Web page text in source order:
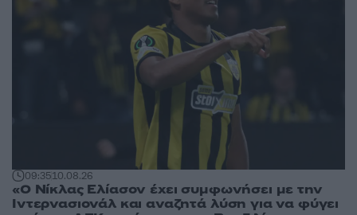
09:3510.08.26
«Ο Νίκλας Ελίασον έχει συμφωνήσει με την
Ιντερνασιονάλ και αναζητά λύση για να φύγει